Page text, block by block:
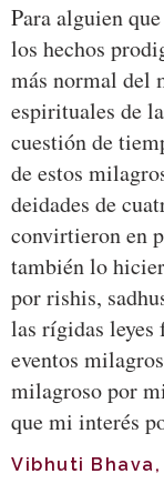
Para alguien
los hechos
más normal del
espirituales de
cuestión de
de estos
deidades de
convirtieron en
también lo
por rishis,
las rígidas
eventos
milagroso por
que mi interés
Vibhuti